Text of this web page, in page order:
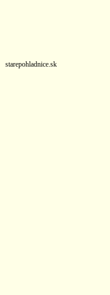
starepohladnice.sk